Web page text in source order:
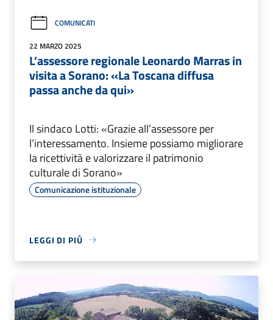
COMUNICATI
22 MARZO 2025
L’assessore regionale Leonardo Marras in
visita a Sorano: «La Toscana diffusa
passa anche da qui»
Il sindaco Lotti: «Grazie all’assessore per
l’interessamento. Insieme possiamo migliorare
la ricettività e valorizzare il patrimonio
culturale di Sorano»
Comunicazione istituzionale
LEGGI DI PIÙ